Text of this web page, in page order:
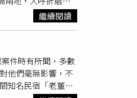
不僅與事實無關，
謗與侮辱的自由，
法律責任。基於上
，面對網路霸凌
類似經驗的人一
心您，勇於求助，
瑜澄清遭誣指「非
的提醒與關心。
的阮妹（皆化名）
就必須回到越南，
了，小鄭繼續氣
部門服務稍稍了
必被遣返，她也針
月請了個長假同阮
自由回到台灣，只
繼續閱讀
件時有所聞，多數
他們毫無影響，不
知名民宿「老董的